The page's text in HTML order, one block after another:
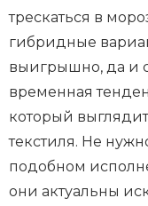
трескаться в
гибридные
выигрышно, да и
временная
который
текстиля. Не
подобном
они актуальны